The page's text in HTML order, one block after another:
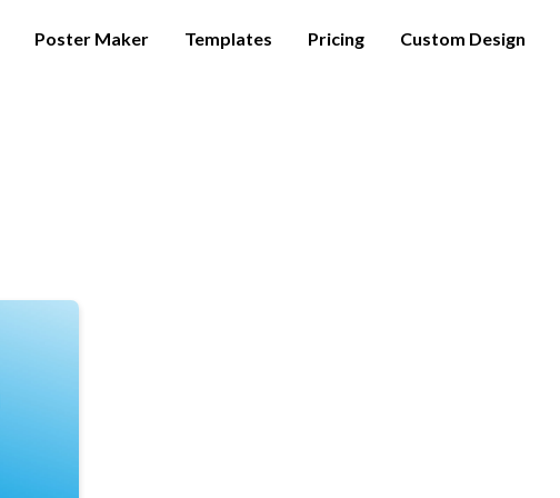
Poster Maker Templates Pricing Custom Design